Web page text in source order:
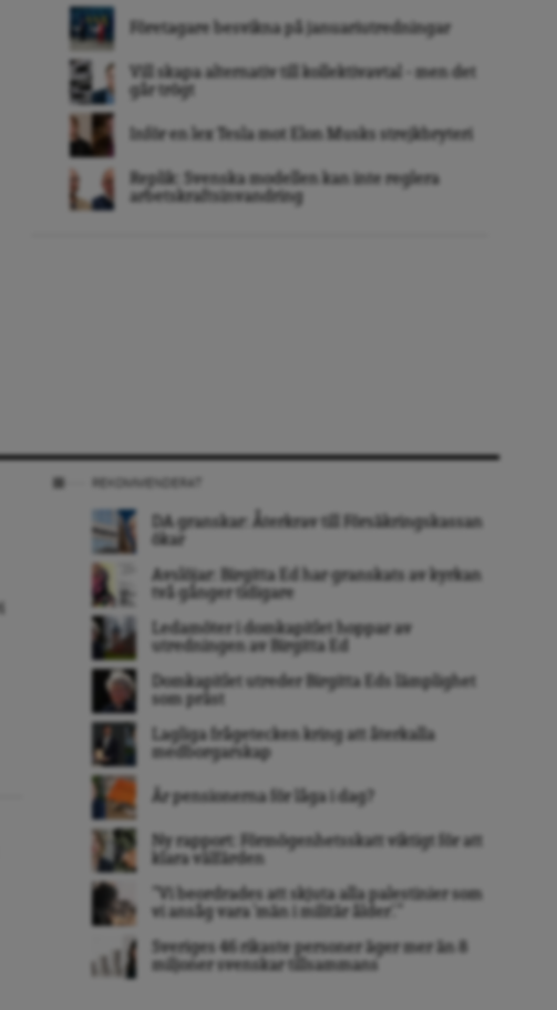
Företagare besvikna på januariutredningar
Vill skapa alternativ till kollektivavtal – men det
går trögt
Inför en lex Tesla mot Elon Musks strejkbryteri
Replik: Svenska modellen kan inte reglera
arbetskraftsinvandring
DA granskar: Återkrav till Försäkringskassan
ökar
Avslöjar: Birgitta Ed har granskats av kyrkan
två gånger tidigare
Ledamöter i domkapitlet hoppar av
utredningen av Birgitta Ed
Domkapitlet utreder Birgitta Eds lämplighet
som präst
Lagliga frågetecken kring att återkalla
medborgarskap
Är pensionerna för låga i dag?
Ny rapport: Förmögenhetsskatt viktigt för att
klara välfärden
”Vi beordrades att skjuta alla palestinier som
vi ansåg vara ’män i militär ålder’. ”
Sveriges 46 rikaste personer äger mer än 8
miljoner svenskar tillsammans